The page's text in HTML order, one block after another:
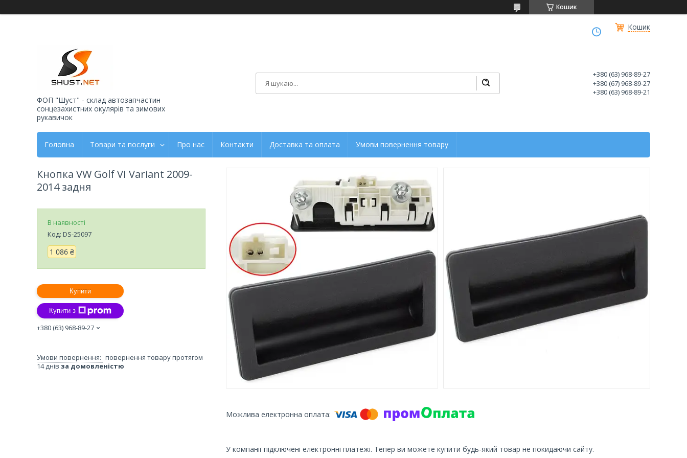
Кошик
Кошик
ФОП "Шуст" - склад автозапчастин
сонцезахистних окулярів та зимових
рукавичок
+380 (63) 968-89-27
+380 (67) 968-89-27
+380 (63) 968-89-21
Головна Товари та послуги Про нас Контакти Доставка та оплата Умови повернення товару
У компанії підключені електронні платежі. Тепер ви можете купити будь-який товар не покидаючи сайту.
Кнопка VW Golf VI Variant 2009-
2014 задня
В наявності
Код: DS-25097
1 086 ₴
Купити
Купити з
+380 (63) 968-89-27
повернення товару протягом
14 днів за домовленістю